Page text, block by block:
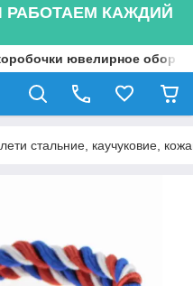
КАЖДИЙ
ювелирное
стальние, каучуковие,